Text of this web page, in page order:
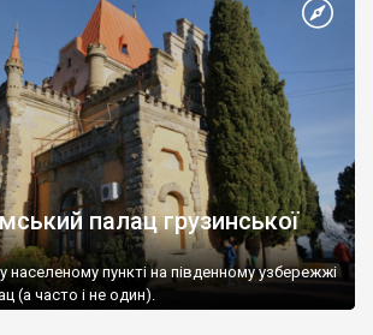
палац грузинської
пункті на південному узбережжі
(а часто і не один).